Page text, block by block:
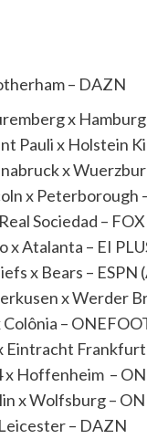
– DAZN
x
Pauli x Holstein
x
x Peterborough
Sociedad –
Atalanta – EI
x Bears – ESPN
x Werder
–
Eintracht
x Hoffenheim –
x Wolfsburg –
– DAZN